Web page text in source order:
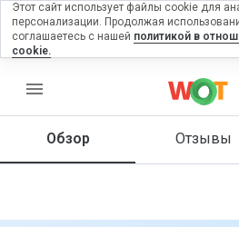
menu
Обзор Отзывы
отзыв
Как бы
этот
Этот сайт использует файлы cookie для
персонализации. Продолжая
соглашаетесь с нашей политикой в
cookie.